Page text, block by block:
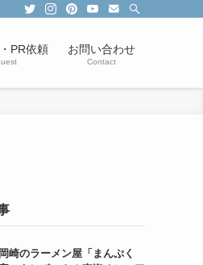
PR依頼 お問い合わせ
Contact
岡崎のラーメン屋「まんぷく